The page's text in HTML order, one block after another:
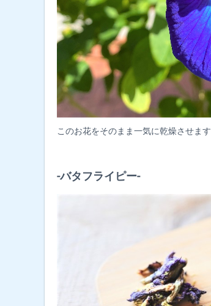
このお花をそのまま一気に乾燥させます
-バタフライピー-